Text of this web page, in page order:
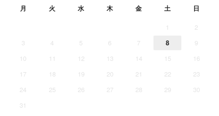
月 火 水 木 金 土 日
1
2
3
4 5 6 7 8
9
10
11 12 13 14 15
16
17
18 19 20 21 22
23
24
25 26 27 28 29
30
31